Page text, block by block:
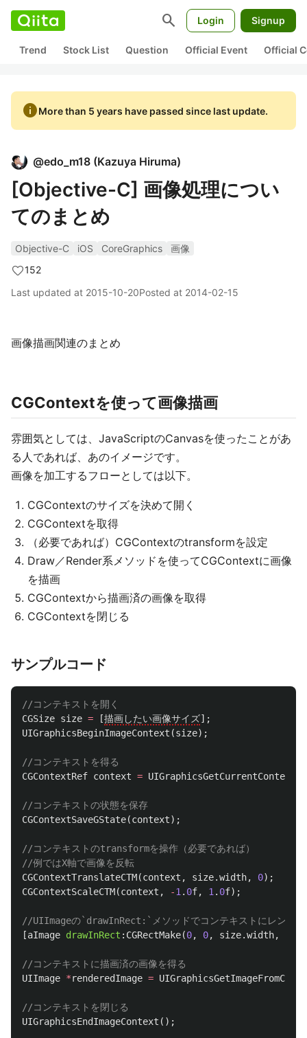
search Login Signup
Trend Stock List Question Official Event Official
infoMore than 5 years have passed since last update.
@edo_m18 (Kazuya Hiruma)
[Objective-C] 画像処理につい
てのまとめ
Objective-C iOS CoreGraphics
画像
152
Last updated at 2015-10-20Posted at 2014-02-15
画像描画関連のまとめ
CGContextを使って画像描画
雰囲気としては、JavaScriptのCanvasを使ったことがあ
る人であれば、あのイメージです。
画像を加工するフローとしては以下。
CGContextのサイズを決めて開く
CGContextを取得
（必要であれば）CGContextのtransformを設定
Draw／Render系メソッドを使ってCGContextに画像
を描画
CGContextから描画済の画像を取得
CGContextを閉じる
サンプルコード
//コンテキストを開く
CGSize size = [描画したい画像サイズ];
UIGraphicsBeginImageContext (size);
//コンテキストを得る
CGContextRef context = UIGraphicsGetCurrentContext
//コンテキストの状態を保存
CGContextSaveGState(context);
//コンテキストのtransformを操作（必要であれば）
//例ではX軸で画像を反転
CGContextTranslateCTM(context , size.width, 0);
CGContextScaleCTM(context , -1 . 0f, 1 . 0f);
//UIImageの`drawInRect:`メソッドでコンテキストにレンダリ
[aImage drawInRect : CGRectMake(0, 0, size.width,
//コンテキストに描画済の画像を得る
UIImage *renderedImage =
//コンテキストを閉じる
UIGraphicsEndImageContext ();